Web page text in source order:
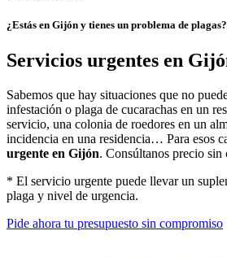
¿Estás en Gijón y tienes un problema de plagas?
Servicios urgentes en
Sabemos que hay situaciones que no
infestación o plaga de cucarachas en un
servicio, una colonia de roedores en un
incidencia en una residencia… Para esos
urgente en Gijón. Consúltanos precio sin
* El servicio urgente puede llevar un
plaga y nivel de urgencia.
Pide ahora tu presupuesto sin compromiso